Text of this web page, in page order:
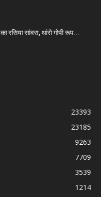
रसिया सांवरा, थांरो गोपी रूप...
23393
23185
9263
7709
3539
1214